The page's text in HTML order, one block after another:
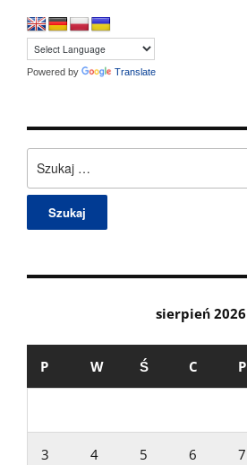
Powered by Translate
sierpień 2026
P W Ś C P
3 4 5 6 7